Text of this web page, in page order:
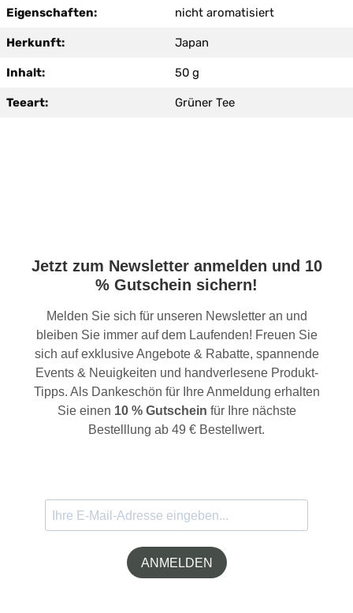
Eigenschaften: nicht aromatisiert
Herkunft: Japan
Inhalt: 50 g
Teeart: Grüner Tee
Jetzt zum Newsletter anmelden und 10
% Gutschein sichern!
Melden Sie sich für unseren Newsletter an und
bleiben Sie immer auf dem Laufenden! Freuen Sie
sich auf exklusive Angebote & Rabatte, spannende
Events & Neuigkeiten und handverlesene Produkt-
Tipps. Als Dankeschön für Ihre Anmeldung erhalten
Sie einen 10 % Gutschein für Ihre nächste
Bestelllung ab 49 € Bestellwert.
ANMELDEN